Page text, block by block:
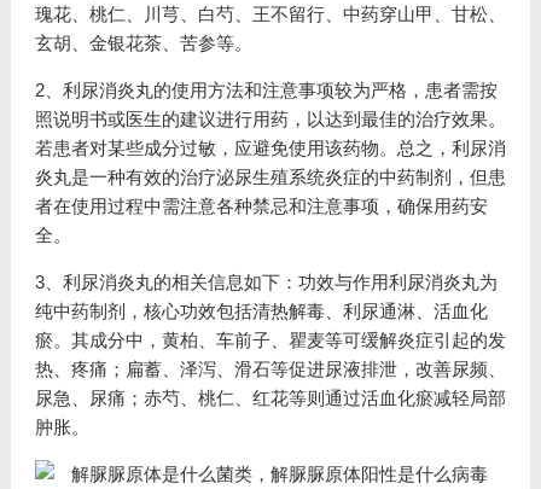
瑰花、桃仁、川芎、白芍、王不留行、中药穿山甲、甘松、
玄胡、金银花茶、苦参等。
2、利尿消炎丸的使用方法和注意事项较为严格，患者需按
照说明书或医生的建议进行用药，以达到最佳的治疗效果。
若患者对某些成分过敏，应避免使用该药物。总之，利尿消
炎丸是一种有效的治疗泌尿生殖系统炎症的中药制剂，但患
者在使用过程中需注意各种禁忌和注意事项，确保用药安
全。
3、利尿消炎丸的相关信息如下：功效与作用利尿消炎丸为
纯中药制剂，核心功效包括清热解毒、利尿通淋、活血化
瘀。其成分中，黄柏、车前子、瞿麦等可缓解炎症引起的发
热、疼痛；扁蓄、泽泻、滑石等促进尿液排泄，改善尿频、
尿急、尿痛；赤芍、桃仁、红花等则通过活血化瘀减轻局部
肿胀。